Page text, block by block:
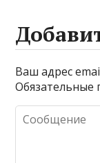
Ваш адрес